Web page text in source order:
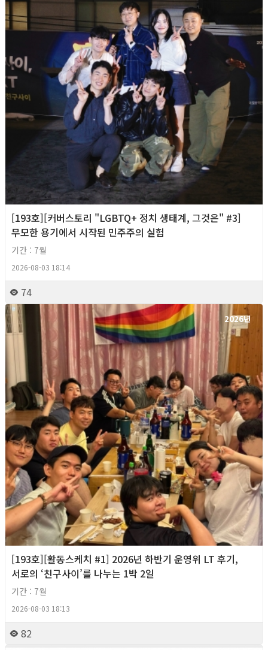
[193호][커버스토리 "LGBTQ+ 정치 생태계, 그것은" #3]
무모한 용기에서 시작된 민주주의 실험
기간 : 7월
2026-08-03 18:14
74
2026년
[193호][활동스케치 #1] 2026년 하반기 운영위 LT 후기,
서로의 ‘친구사이’를 나누는 1박 2일
기간 : 7월
2026-08-03 18:13
82